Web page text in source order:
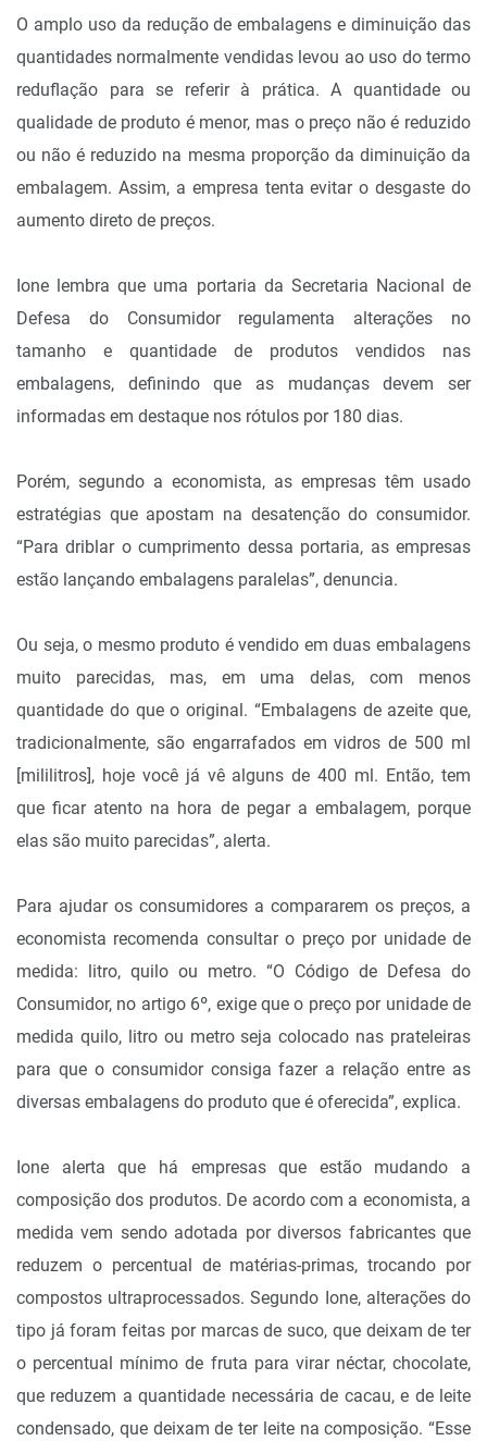
O amplo uso da redução de embalagens e diminuição das
quantidades normalmente vendidas levou ao uso do termo
reduflação para se referir à prática. A quantidade ou
qualidade de produto é menor, mas o preço não é reduzido
ou não é reduzido na mesma proporção da diminuição da
embalagem. Assim, a empresa tenta evitar o desgaste do
aumento direto de preços.
Ione lembra que uma portaria da Secretaria Nacional de
Defesa do Consumidor regulamenta alterações no
tamanho e quantidade de produtos vendidos nas
embalagens, definindo que as mudanças devem ser
informadas em destaque nos rótulos por 180 dias.
Porém, segundo a economista, as empresas têm usado
estratégias que apostam na desatenção do consumidor.
“Para driblar o cumprimento dessa portaria, as empresas
estão lançando embalagens paralelas”, denuncia.
Ou seja, o mesmo produto é vendido em duas embalagens
muito parecidas, mas, em uma delas, com menos
quantidade do que o original. “Embalagens de azeite que,
tradicionalmente, são engarrafados em vidros de 500 ml
[mililitros], hoje você já vê alguns de 400 ml. Então, tem
que ficar atento na hora de pegar a embalagem, porque
elas são muito parecidas”, alerta.
Para ajudar os consumidores a compararem os preços, a
economista recomenda consultar o preço por unidade de
medida: litro, quilo ou metro. “O Código de Defesa do
Consumidor, no artigo 6º, exige que o preço por unidade de
medida quilo, litro ou metro seja colocado nas prateleiras
para que o consumidor consiga fazer a relação entre as
diversas embalagens do produto que é oferecida”, explica.
Ione alerta que há empresas que estão mudando a
composição dos produtos. De acordo com a economista, a
medida vem sendo adotada por diversos fabricantes que
reduzem o percentual de matérias-primas, trocando por
compostos ultraprocessados. Segundo Ione, alterações do
tipo já foram feitas por marcas de suco, que deixam de ter
o percentual mínimo de fruta para virar néctar, chocolate,
que reduzem a quantidade necessária de cacau, e de leite
condensado, que deixam de ter leite na composição. “Esse